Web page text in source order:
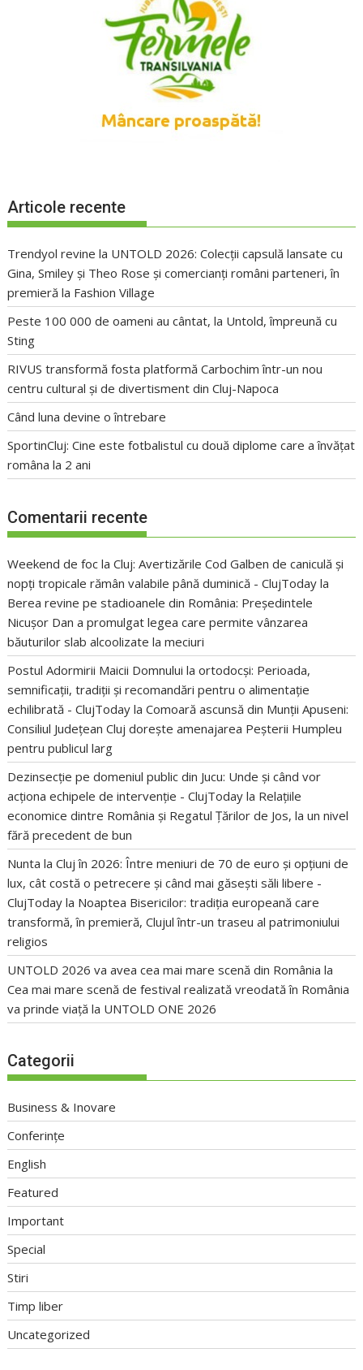
Articole recente
Trendyol revine la UNTOLD 2026: Colecții capsulă lansate cu
Gina, Smiley și Theo Rose și comercianți români parteneri, în
premieră la Fashion Village
Peste 100 000 de oameni au cântat, la Untold, împreună cu
Sting
RIVUS transformă fosta platformă Carbochim într-un nou
centru cultural și de divertisment din Cluj-Napoca
Când luna devine o întrebare
SportinCluj: Cine este fotbalistul cu două diplome care a învățat
româna la 2 ani
Comentarii recente
Weekend de foc la Cluj: Avertizările Cod Galben de caniculă și
nopți tropicale rămân valabile până duminică - ClujToday la
Berea revine pe stadioanele din România: Președintele
Nicușor Dan a promulgat legea care permite vânzarea
băuturilor slab alcoolizate la meciuri
Postul Adormirii Maicii Domnului la ortodocși: Perioada,
semnificații, tradiții și recomandări pentru o alimentație
echilibrată - ClujToday laComoară ascunsă din Munții Apuseni:
Consiliul Județean Cluj dorește amenajarea Peșterii Humpleu
pentru publicul larg
Dezinsecție pe domeniul public din Jucu: Unde și când vor
acționa echipele de intervenție - ClujToday la Relațiile
economice dintre România și Regatul Țărilor de Jos, la un nivel
fără precedent de bun
Nunta la Cluj în 2026: Între meniuri de 70 de euro și opțiuni de
lux, cât costă o petrecere și când mai găsești săli libere -
ClujToday la Noaptea Bisericilor: tradiția europeană care
transformă, în premieră, Clujul într-un traseu al patrimoniului
religios
UNTOLD 2026 va avea cea mai mare scenă din România la
Cea mai mare scenă de festival realizată vreodată în România
va prinde viață la UNTOLD ONE 2026
Categorii
Business & Inovare
Conferințe
English
Featured
Important
Special
Stiri
Timp liber
Uncategorized